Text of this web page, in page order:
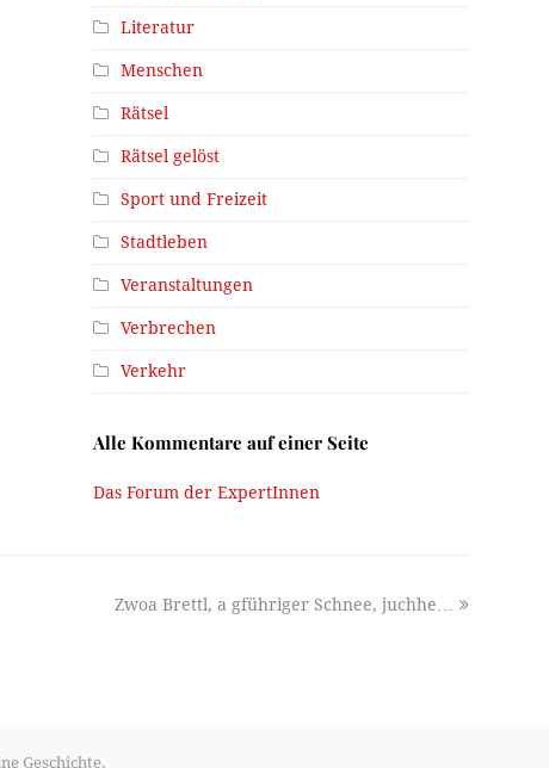
Literatur
Menschen
Rätsel
Rätsel gelöst
Sport und Freizeit
Stadtleben
Veranstaltungen
Verbrechen
Verkehr
Alle Kommentare auf einer Seite
Das Forum der ExpertInnen
next
Zwoa Brettl, a gführiger Schnee, juchhe…
Geschichte.